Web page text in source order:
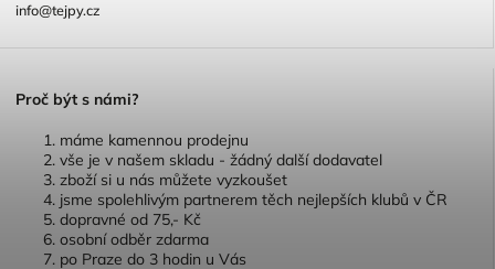
info@tejpy.cz
Proč být s námi?
máme kamennou prodejnu
vše je v našem skladu - žádný další dodavatel
zboží si u nás můžete vyzkoušet
jsme spolehlivým partnerem těch nejlepších klubů v ČR
dopravné od 75,- Kč
osobní odběr zdarma
po Praze do 3 hodin u Vás